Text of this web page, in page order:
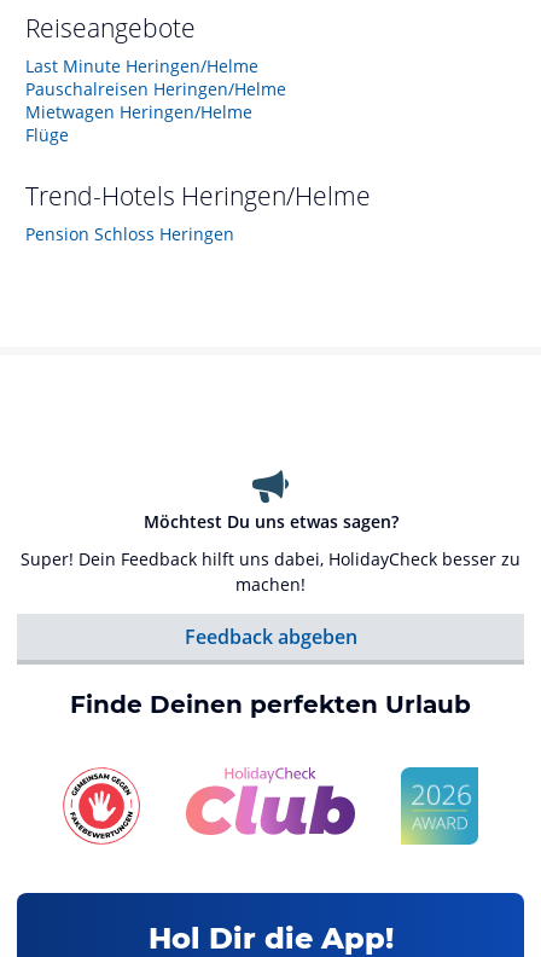
Reiseangebote
Last Minute Heringen/Helme
Pauschalreisen Heringen/Helme
Mietwagen Heringen/Helme
Flüge
Trend-Hotels Heringen/Helme
Pension Schloss Heringen
Möchtest Du uns etwas sagen?
Super! Dein Feedback hilft uns dabei, HolidayCheck besser zu
machen!
Feedback abgeben
Finde Deinen perfekten Urlaub
Hol Dir die App!